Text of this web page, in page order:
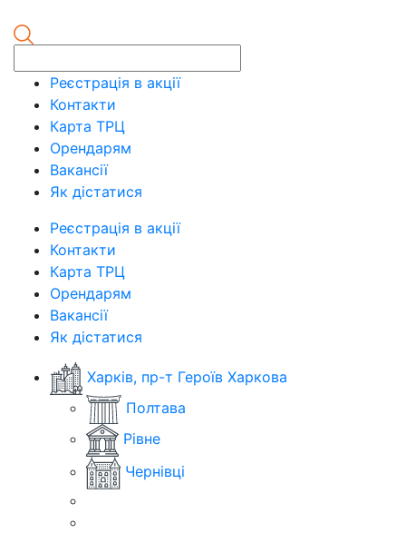
Реєстрація в акції
Контакти
Карта ТРЦ
Орендарям
Вакансії
Як дістатися
Реєстрація в акції
Контакти
Карта ТРЦ
Орендарям
Вакансії
Як дістатися
Харків, пр-т Героїв Харкова
Полтава
Рівне
Чернівці